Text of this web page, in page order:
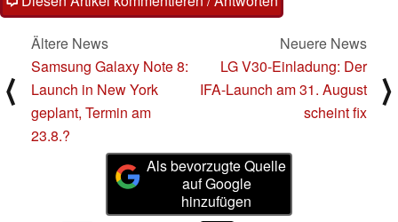
⟨
Ältere News
Samsung Galaxy Note 8:
Launch in New York
geplant, Termin am
23.8.?
Neuere News
LG V30-Einladung: Der
IFA-Launch am 31. August
scheint fix
⟩
Als bevorzugte Quelle
auf Google
hinzufügen